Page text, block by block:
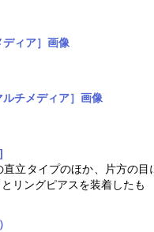
ィア］ 画像
チメディア］ 画像
立タイプのほか、片方の
リングピアスを装着したも